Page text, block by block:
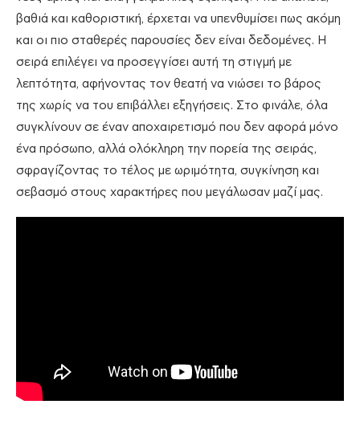
βαθιά και καθοριστική, έρχεται να υπενθυμίσει πως ακόμη
και οι πιο σταθερές παρουσίες δεν είναι δεδομένες. Η
σειρά επιλέγει να προσεγγίσει αυτή τη στιγμή με
λεπτότητα, αφήνοντας τον θεατή να νιώσει το βάρος
της χωρίς να του επιβάλλει εξηγήσεις. Στο φινάλε, όλα
συγκλίνουν σε έναν αποχαιρετισμό που δεν αφορά μόνο
ένα πρόσωπο, αλλά ολόκληρη την πορεία της σειράς,
σφραγίζοντας το τέλος με ωριμότητα, συγκίνηση και
σεβασμό στους χαρακτήρες που μεγάλωσαν μαζί μας.